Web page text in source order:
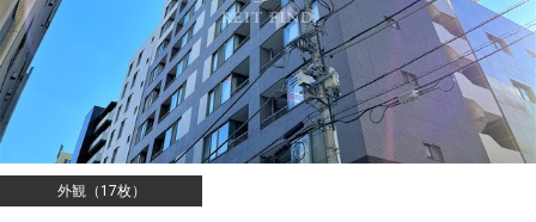
外観（17枚）